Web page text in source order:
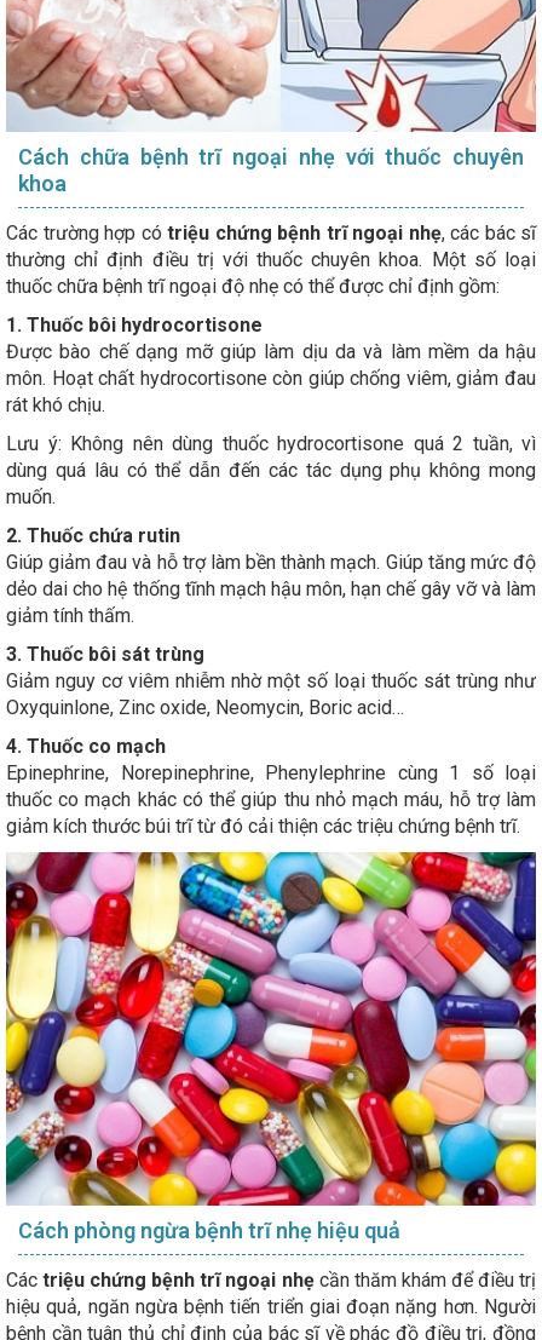
Cách chữa bệnh trĩ ngoại nhẹ với thuốc chuyên
khoa
Các trường hợp có triệu chứng bệnh trĩ ngoại nhẹ, các bác sĩ
thường chỉ định điều trị với thuốc chuyên khoa. Một số loại
thuốc chữa bệnh trĩ ngoại độ nhẹ có thể được chỉ định gồm:
1. Thuốc bôi hydrocortisone
Được bào chế dạng mỡ giúp làm dịu da và làm mềm da hậu
môn. Hoạt chất hydrocortisone còn giúp chống viêm, giảm đau
rát khó chịu.
Lưu ý: Không nên dùng thuốc hydrocortisone quá 2 tuần, vì
dùng quá lâu có thể dẫn đến các tác dụng phụ không mong
muốn.
2. Thuốc chứa rutin
Giúp giảm đau và hỗ trợ làm bền thành mạch. Giúp tăng mức độ
dẻo dai cho hệ thống tĩnh mạch hậu môn, hạn chế gây vỡ và làm
giảm tính thấm.
3. Thuốc bôi sát trùng
Giảm nguy cơ viêm nhiễm nhờ một số loại thuốc sát trùng như
Oxyquinlone, Zinc oxide, Neomycin, Boric acid…
4. Thuốc co mạch
Epinephrine, Norepinephrine, Phenylephrine cùng 1 số loại
thuốc co mạch khác có thể giúp thu nhỏ mạch máu, hỗ trợ làm
giảm kích thước búi trĩ từ đó cải thiện các triệu chứng bệnh trĩ.
Cách phòng ngừa bệnh trĩ nhẹ hiệu quả
Cáctriệu chứng bệnh trĩ ngoại nhẹcần thăm khám để điều trị
hiệu quả, ngăn ngừa bệnh tiến triển giai đoạn nặng hơn. Người
bệnh cần tuân thủ chỉ định của bác sĩ về phác đồ điều trị, đồng